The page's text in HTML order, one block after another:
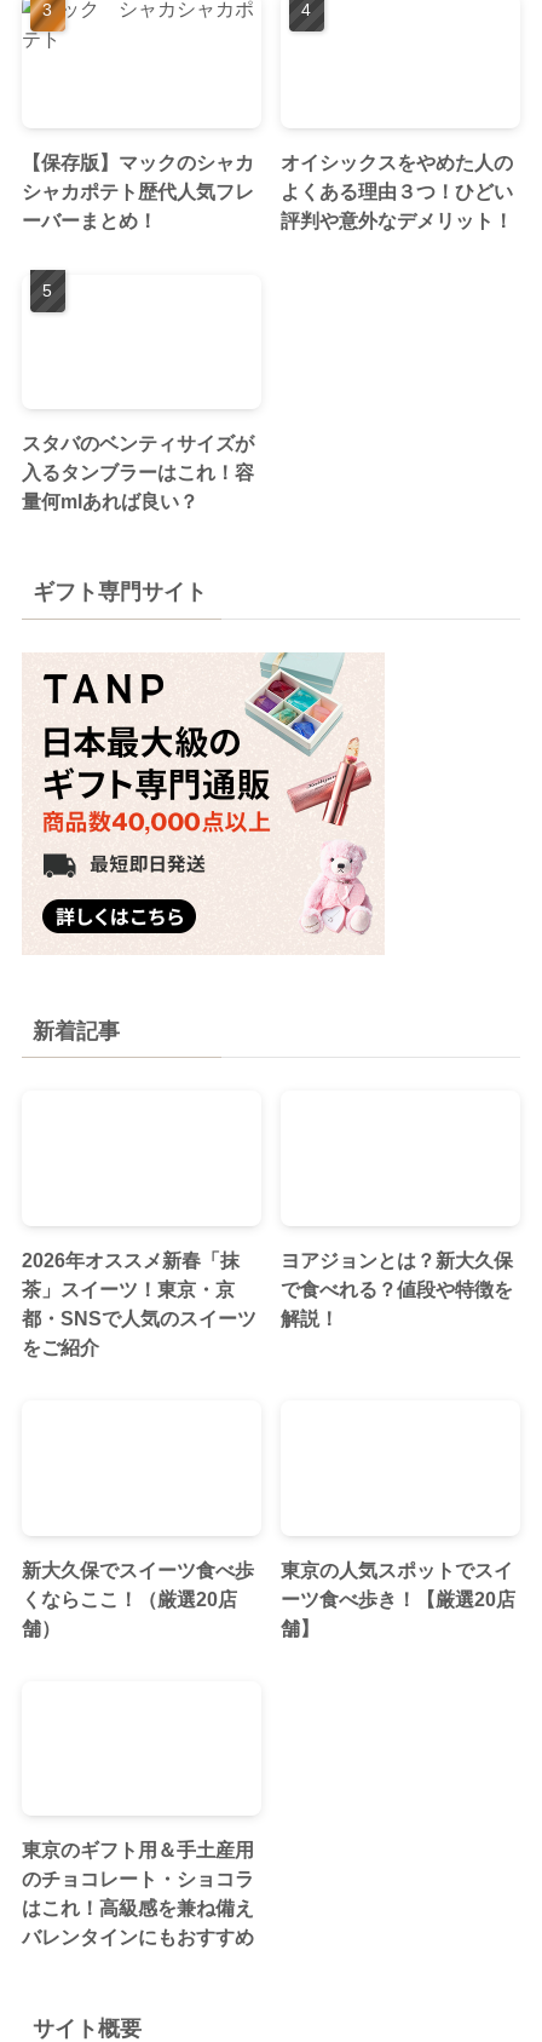
【保存版】マックのシャカ
シャカポテト歴代人気フレ
ーバーまとめ！
オイシックスをやめた人の
よくある理由３つ！ひどい
評判や意外なデメリット！
スタバのベンティサイズが
入るタンブラーはこれ！容
量何mlあれば良い？
ギフト専門サイト
新着記事
2026年オススメ新春「抹
茶」スイーツ！東京・京
都・SNSで人気のスイーツ
をご紹介
ヨアジョンとは？新大久保
で食べれる？値段や特徴を
解説！
新大久保でスイーツ食べ歩
くならここ！（厳選20店
舗）
東京の人気スポットでスイ
ーツ食べ歩き！【厳選20店
舗】
東京のギフト用＆手土産用
のチョコレート・ショコラ
はこれ！高級感を兼ね備え
バレンタインにもおすすめ
サイト概要